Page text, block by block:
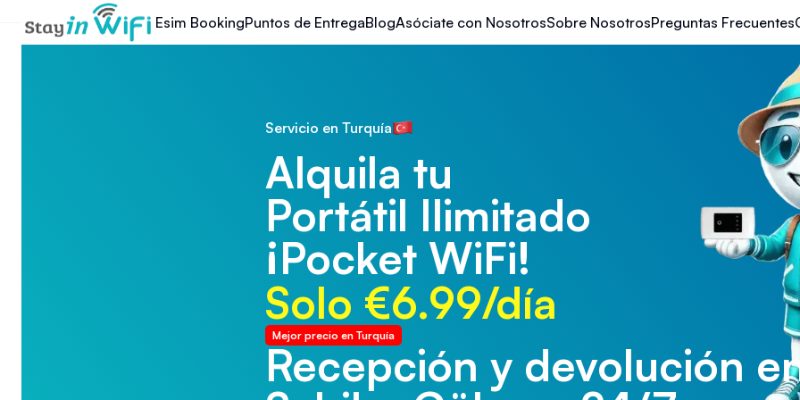
Esim BookingPuntos de EntregaBlogAsóciate con NosotrosSobre NosotrosPreguntas Frecuentes
Servicio en Turquía
Alquila tu
Portátil Ilimitado
¡Pocket WiFi!
Solo €6.99/día
Mejor precio en Turquía
Recepción y devolución
Recepción y devolución